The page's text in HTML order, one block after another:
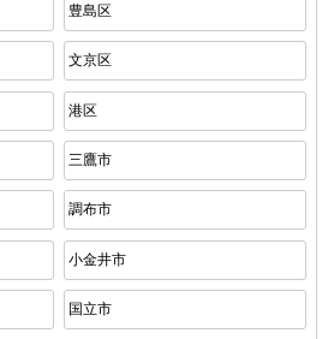
豊島区
文京区
港区
三鷹市
調布市
小金井市
国立市